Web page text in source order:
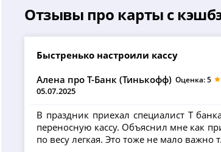
Отзывы про карты с
Быстренько настроили кассу
Алена про Т-Банк (Тинькофф)
05.07.2025
Оценка: 5
В праздник приехал специалист Т
переносную кассу. Объяснил мне как
по весу легкая. Это тоже не мало важно